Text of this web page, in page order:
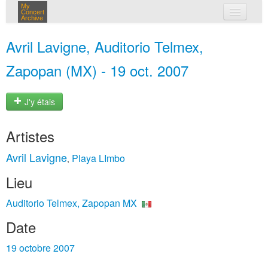
My
Concert
Archive
Avril Lavigne, Auditorio Telmex,
Zapopan (MX) - 19 oct. 2007
J'y étais
Artistes
Avril Lavigne, Playa LImbo
Lieu
Auditorio Telmex, Zapopan MX
Date
19 octobre 2007